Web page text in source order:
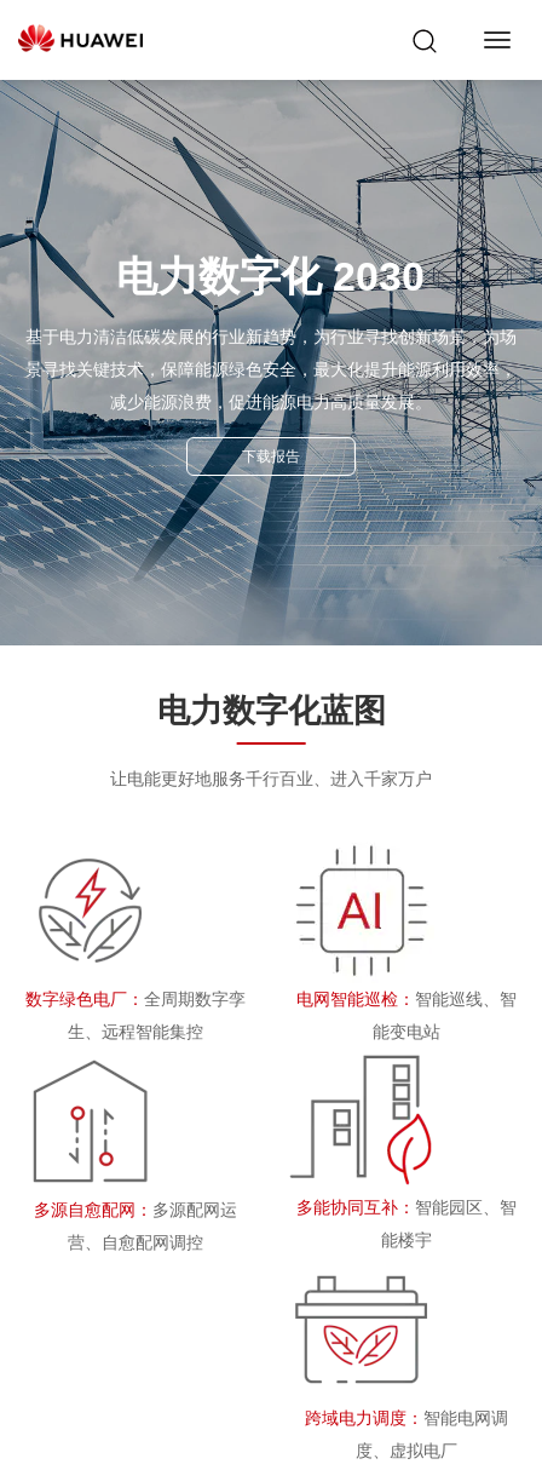
电力数字化 2030
基于电力清洁低碳发展的行业新趋势，为行业寻找创新场景，为场
景寻找关键技术，保障能源绿色安全，最大化提升能源利用效率，
减少能源浪费，促进能源电力高质量发展。
下载报告
电力数字化蓝图
让电能更好地服务千行百业、进入千家万户
数字绿色电厂： 全周期数字孪
生、远程智能集控
电网智能巡检： 智能巡线、智
能变电站
多源自愈配网： 多源配网运
营、自愈配网调控
多能协同互补： 智能园区、智
能楼宇
跨域电力调度： 智能电网调
度、虚拟电厂